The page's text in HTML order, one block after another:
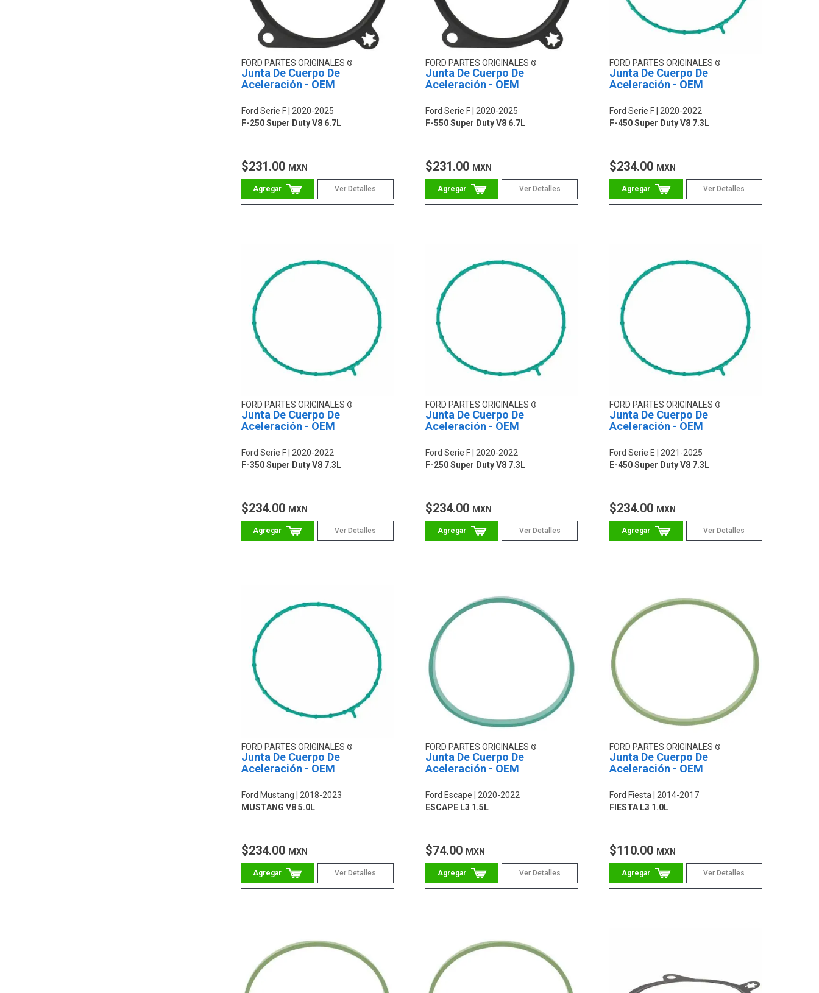
FORD PARTES ORIGINALES
Junta De Cuerpo De
Aceleración - OEM
Ford Serie F
2020-2025
F-250 Super Duty V8 6.7L
$231.00 MXN
Ver Detalles
FORD PARTES ORIGINALES
Junta De Cuerpo De
Aceleración - OEM
Ford Serie F
2020-2025
F-550 Super Duty V8 6.7L
$231.00 MXN
Ver Detalles
FORD PARTES ORIGINALES
Junta De Cuerpo De
Aceleración - OEM
Ford Serie F
2020-2022
F-450 Super Duty V8 7.3L
$234.00 MXN
Ver Detalles
FORD PARTES ORIGINALES
Junta De Cuerpo De
Aceleración - OEM
Ford Serie F 2020-2022
F-350 Super Duty V8 7.3L
$234.00 MXN
Ver Detalles
FORD PARTES ORIGINALES
Junta De Cuerpo De
Aceleración - OEM
Ford Serie F 2020-2022
F-250 Super Duty V8 7.3L
$234.00 MXN
Ver Detalles
FORD PARTES ORIGINALES
Junta De Cuerpo De
Aceleración - OEM
Ford Serie E
2021-2025
E-450 Super Duty V8 7.3L
$234.00 MXN
Ver Detalles
FORD PARTES ORIGINALES
Junta De Cuerpo De
Aceleración - OEM
Ford Mustang
2018-2023
MUSTANG V8 5.0L
$234.00 MXN
Ver Detalles
FORD PARTES ORIGINALES
Junta De Cuerpo De
Aceleración - OEM
Ford Escape
2020-2022
ESCAPE L3 1.5L
$74.00 MXN
Ver Detalles
FORD PARTES ORIGINALES
Junta De Cuerpo De
Aceleración - OEM
Ford Fiesta
2014-2017
FIESTA L3 1.0L
$110.00 MXN
Ver Detalles